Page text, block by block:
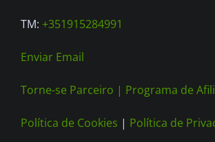
page
TM: +351915284991
Enviar Email
Torne-se Parceiro | Programa de
Política de Cookies | Política de